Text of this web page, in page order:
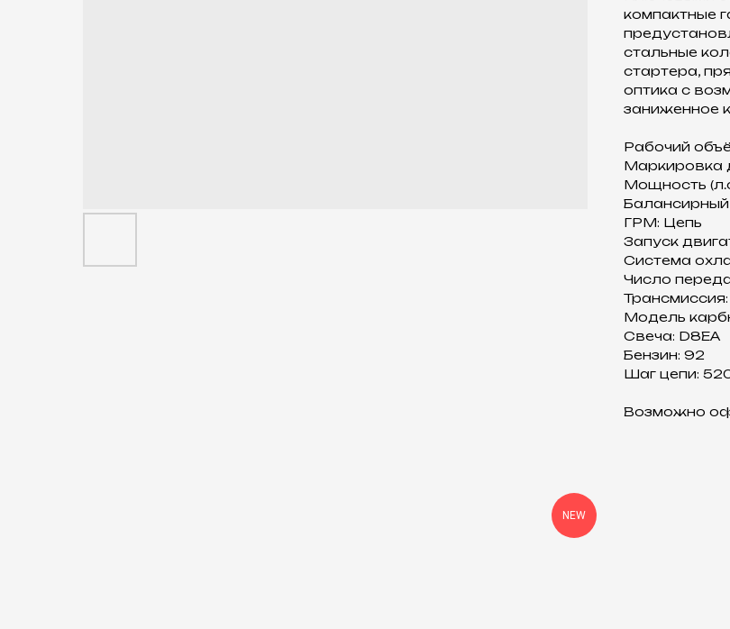
компактные
стальные
стартера,
оптика с
заниженное
Рабочий
Mapкирoвка
Mощноcть
Балансиpный
ГPM: Цeпь
Запуск
Система
Число
Модель
Свеча: D8ЕА
Бензин: 92
Шаг цепи:
Возможно
NEW